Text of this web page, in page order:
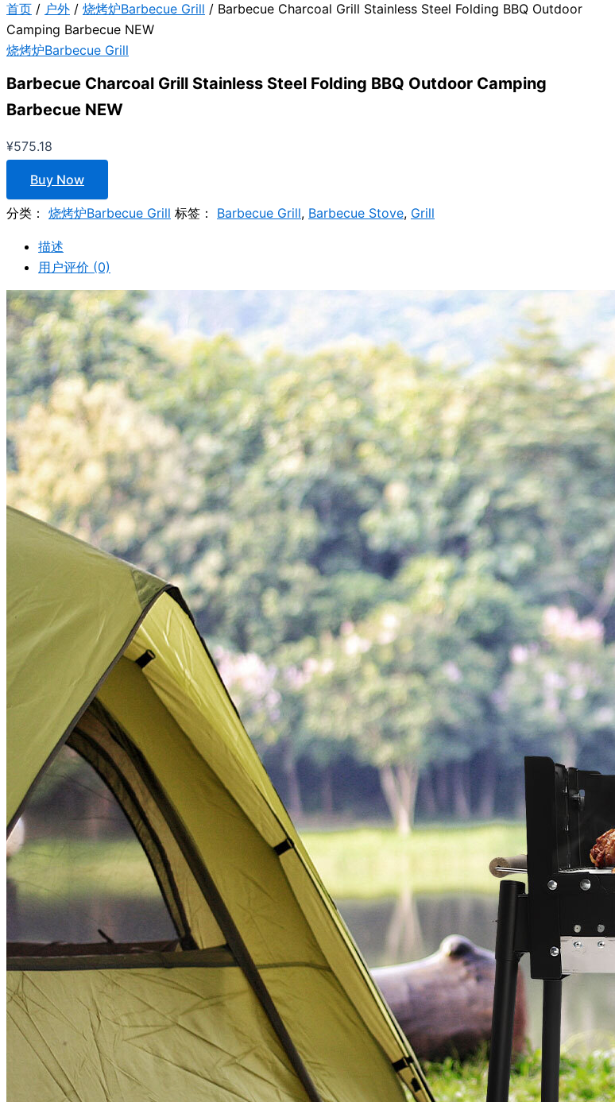
首页 / 户外 / 烧烤炉Barbecue Grill / Barbecue Charcoal Grill Stainless Steel Folding BBQ Outdoor
Camping Barbecue NEW
烧烤炉Barbecue Grill
Barbecue Charcoal Grill Stainless Steel Folding BBQ Outdoor Camping
Barbecue NEW
¥575.18
Buy Now
分类： 烧烤炉Barbecue Grill 标签： Barbecue Grill, Barbecue Stove, Grill
描述
用户评价 (0)